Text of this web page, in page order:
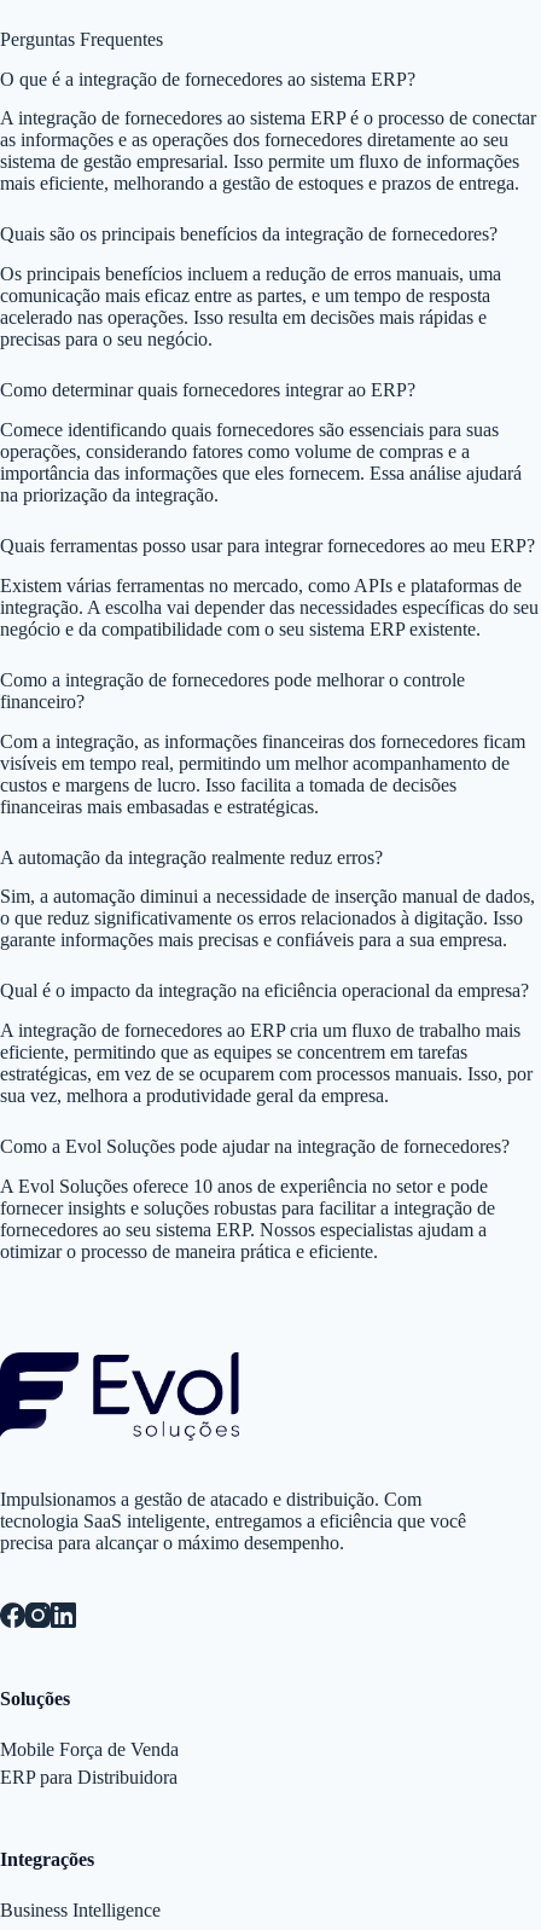
Perguntas Frequentes
O que é a integração de fornecedores ao sistema ERP?
A integração de fornecedores ao sistema ERP é o processo de conectar
as informações e as operações dos fornecedores diretamente ao seu
sistema de gestão empresarial. Isso permite um fluxo de informações
mais eficiente, melhorando a gestão de estoques e prazos de entrega.
Quais são os principais benefícios da integração de fornecedores?
Os principais benefícios incluem a redução de erros manuais, uma
comunicação mais eficaz entre as partes, e um tempo de resposta
acelerado nas operações. Isso resulta em decisões mais rápidas e
precisas para o seu negócio.
Como determinar quais fornecedores integrar ao ERP?
Comece identificando quais fornecedores são essenciais para suas
operações, considerando fatores como volume de compras e a
importância das informações que eles fornecem. Essa análise ajudará
na priorização da integração.
Quais ferramentas posso usar para integrar fornecedores ao meu ERP?
Existem várias ferramentas no mercado, como APIs e plataformas de
integração. A escolha vai depender das necessidades específicas do seu
negócio e da compatibilidade com o seu sistema ERP existente.
Como a integração de fornecedores pode melhorar o controle
financeiro?
Com a integração, as informações financeiras dos fornecedores ficam
visíveis em tempo real, permitindo um melhor acompanhamento de
custos e margens de lucro. Isso facilita a tomada de decisões
financeiras mais embasadas e estratégicas.
A automação da integração realmente reduz erros?
Sim, a automação diminui a necessidade de inserção manual de dados,
o que reduz significativamente os erros relacionados à digitação. Isso
garante informações mais precisas e confiáveis para a sua empresa.
Qual é o impacto da integração na eficiência operacional da empresa?
A integração de fornecedores ao ERP cria um fluxo de trabalho mais
eficiente, permitindo que as equipes se concentrem em tarefas
estratégicas, em vez de se ocuparem com processos manuais. Isso, por
sua vez, melhora a produtividade geral da empresa.
Como a Evol Soluções pode ajudar na integração de fornecedores?
A Evol Soluções oferece 10 anos de experiência no setor e pode
fornecer insights e soluções robustas para facilitar a integração de
fornecedores ao seu sistema ERP. Nossos especialistas ajudam a
otimizar o processo de maneira prática e eficiente.
Impulsionamos a gestão de atacado e distribuição. Com
tecnologia SaaS inteligente, entregamos a eficiência que você
precisa para alcançar o máximo desempenho.
Soluções
Mobile Força de Venda
ERP para Distribuidora
Integrações
Business Intelligence